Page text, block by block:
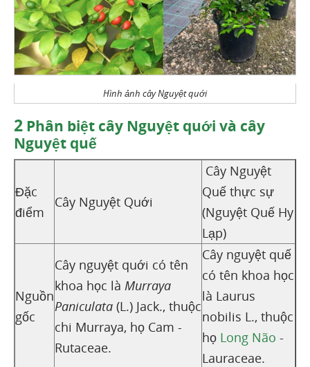
Hình ảnh cây Nguyệt quới
2 Phân biệt cây Nguyệt quới và cây
Nguyệt quế
Đặc
điểm
Cây Nguyệt Quới
Cây Nguyệt
Quế thực sự
(Nguyệt Quế Hy
Lạp)
Nguồn
gốc
Cây nguyệt quới có tên
khoa học là Murraya
Paniculata (L.) Jack., thuộc
chi Murraya, họ Cam -
Rutaceae.
Cây nguyệt quế
có tên khoa học
là Laurus
nobilis L., thuộc
họ Long Não -
Lauraceae.